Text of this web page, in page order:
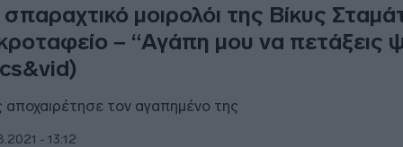
μοιρολόι της Βίκυς
– “Αγάπη μου να πετάξεις
αποχαιρέτησε τον αγαπημένο της
- 13:12